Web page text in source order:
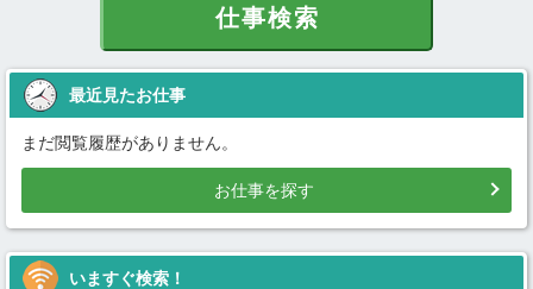
仕事検索
最近見たお仕事
まだ閲覧履歴がありません。
お仕事を探す
いますぐ検索！